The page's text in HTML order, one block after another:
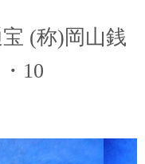
(称)岡山銭
10